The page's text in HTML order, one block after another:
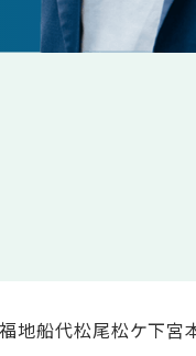
福地船代松尾松ケ下宮